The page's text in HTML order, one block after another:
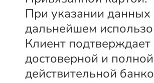
При указании
дальнейшем
Клиент
достоверной и
действительной